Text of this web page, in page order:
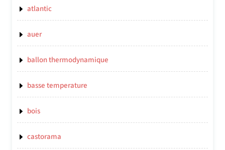
atlantic
auer
ballon thermodynamique
basse temperature
bois
castorama